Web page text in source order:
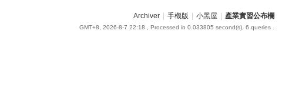
Archiver 手機版 小黑屋 產業實習公布欄
GMT+8, 2026-8-7 22:18 , Processed in 0.033805 second(s), 6 queries .